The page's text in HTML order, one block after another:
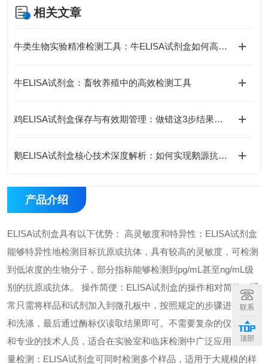
相关文章
牛类生物实验精准检测工具：牛ELISA试剂盒如何高效完成牛源样本目标蛋白定量分析？
牛ELISA试剂盒：畜牧养殖中的高效检测工具
鸡ELISA试剂盒保存与有效期管理：做错这3步结果全废
鹅ELISA试剂盒核心技术深度解析：如何实现鹅源抗体与抗原的高特异性检测及精准定量分析？
产品介绍
ELISA试剂盒具有以下优势： 高灵敏度和特异性：ELISA试剂盒
能够特异性地检测目标抗原或抗体，具有较高的灵敏度，可检测
到低浓度的生物分子，部分指标能够检测到pg/mL甚至ng/mL级
别的抗原或抗体。 操作简便：ELISA试剂盒的操作相对简单，通
常只需将样品和试剂加入到微孔板中，按照规定的步骤进行孵育
和洗涤，最后通过酶标仪读取结果即可。不需要复杂的仪器设备
和专业的技术人员，适合在实验室和临床检测中广泛应用。 高通
量检测：ELISA试剂盒可同时检测多个样品，适用于大规模的样
联系
顶部